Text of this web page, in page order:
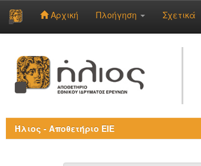
navigation
Αρχική Πλοήγηση Σχετικά
Ήλιος - Αποθετήριο ΕΙΕ